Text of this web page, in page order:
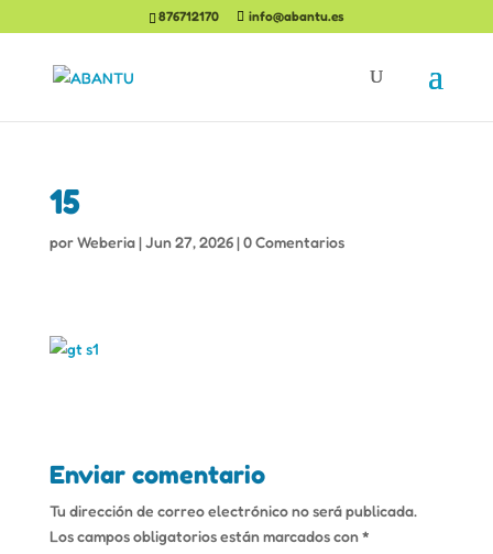
876712170 info@abantu.es
15
porWeberia|Jun 27, 2026|0 Comentarios
Enviar comentario
Tu dirección de correo electrónico no será publicada.
Los campos obligatorios están marcados con*